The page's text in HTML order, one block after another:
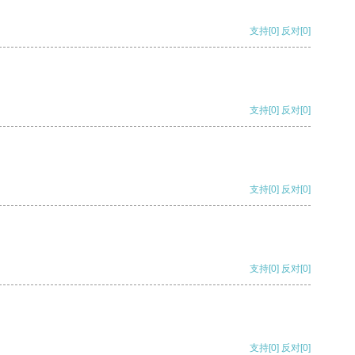
支持[0] 反对[0]
支持[0] 反对[0]
支持[0] 反对[0]
支持[0] 反对[0]
支持[0] 反对[0]